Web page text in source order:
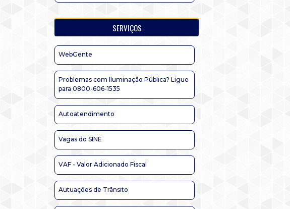
SERVIÇOS
WebGente
Problemas com Iluminação Pública? Ligue
para 0800-606-1535
Autoatendimento
Vagas do SINE
VAF - Valor Adicionado Fiscal
Autuações de Trânsito